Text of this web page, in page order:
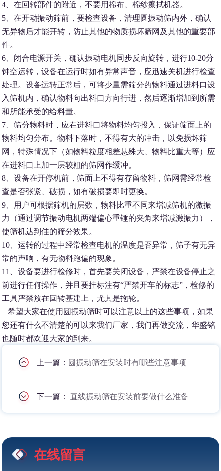
4、在回转部件的附近，不要用棉布、棉纱擦拭机器。
5、在开动振动筛前，要检查设备，清理圆振动筛内外，确认
无异物后才能开转，防止其他的物质损坏筛网及其他的重要部
件。
6、闭合电源开关，确认振动电机同步反向旋转，进行10-20分
钟空运转，设备在运行时如有异常声音，应迅速关机进行检查
处理。设备运转正常后，可将少量需筛分的物料通过进料口设
入筛机内，确认物料向出料口方向行进，然后逐渐增加到所需
和所能承受的给料量。
7、筛分物料时，应在进料口将物料均匀投入，保证筛面上的
物料均匀分布。物料下落时，不得有大的冲击，以免损坏筛
网，特殊情况下（如物料粒度相差悬殊大、物料比重大等）应
在进料口上加一层较粗的筛网作缓冲。
8、设备在开停机前，筛面上不得有存留物料，筛网需经常检
查是否张紧、破损，如有破损要即时更换。
9、用户可根据筛机的层数，物料比重不同来增减筛机的激振
力（通过调节振动电机两端偏心重锤的夹角来增减激振力），
使筛机达到佳的筛分效果。
10、运转的过程中经常检查电机的温度是否异常，筛子有无异
常的声响，有无物料跑偏的现象。
11、设备要进行检修时，首先要关闭设备，严禁在设备停止之
前进行任何操作，并且要挂标注有“严禁开车的标志”，检修的
工具严禁放在回转基建上，尤其是拖轮。
希望大家在使用圆振动筛时可以注意以上的这些事项，如果
您还有什么不清楚的可以来我们厂家，我们再做交流，华盛铭
也随时都欢迎大家的到来。
上一篇： 圆振动筛在安装时有哪些注意事项
下一篇： 直线振动筛在安装前要做什么准备
在线留言